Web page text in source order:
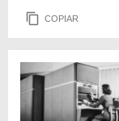
COPIAR